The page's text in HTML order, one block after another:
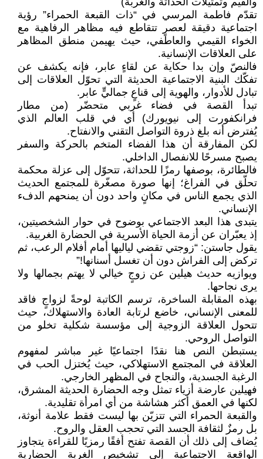
تقدّم فاطمة المرسي في “ذات القبعة الحمراء” رؤية
اجتماعية دقيقة لعصرٍ تتقاطع فيه مظاهر الرفاهية مع
الخواء القيمي والعاطفي، حيث يهيمن منطق المظاهر
على العلاقات الإنسانية.
فالنصّ وإن بدا حكاية عن لقاءٍ عابر، فإنه يكشف عن
تفكّك البنية الاجتماعية الحديثة التي تحوّل العلاقات إلى
تبادل للأدوار، والهوية إلى قناعٍ جماليٍّ عابر.
تبدأ القصة في فضاء غربي متحضّر (من مطار
فرانكفورت إلى نيويورك) أي في قلب العالم الذي
يُفترض أنه بلغ ذروة التواصل التقني والانفتاح.
لكن المفارقة أن هذا الفضاء المتخم بالحركة والسفر
يصبح مسرحًا للانفصال الداخلي.
فالطائرة، بوصفها رمزًا للحداثة، تتحوّل إلى عزلة محكمة
تحلّق في الفراغ؛ إنها صورة مصغّرة للمجتمع الحديث
الذي يجمع الناس في مكانٍ واحد دون أن يمنحهم الدفء
الإنساني.
يتبدى هذا البعد الاجتماعي بوضوح في حوار الشخصيتين،
إذ يعبّران عن أزمة الحياة الأسرية في الحضارة الغربية.
يقول جاستن: “زوجتي تقضي لياليها أمام أفلام الرعب، ثم
تركض إلى الفراش دون أن تغسل أسنانها!”
ويوازيه حديث هيلين عن زوجٍ خيالي لا يهتم بجمالها ولا
يرى نجاحها.
بهذه المقابلة الساخرة، ترسم الكاتبة لوحةً لزواجٍ فاقد
للمعنى الإنساني، خاضع لرتابة العادة والاستهلاك، حيث
تتحول العلاقة الزوجية إلى مؤسسة شكلية تخلو من
التواصل الروحي.
يستبطن النص هنا نقدًا اجتماعيًا غير مباشر لمفهوم
العلاقة في المجتمع الاستهلاكي، حيث يُختزل الحب في
الرغبة الجسدية، والنجاح في المظهر الخارجي.
فهيلين عارضة أزياء تمثل وجه الحضارة الحديثة المشرق،
لكنها في العمق أكثر هشاشة من أي امرأة تقليدية.
والقبعة الحمراء التي تتزيّن بها ليست فقط علامة أنوثة،
بل رمزٌ لثقافة الجسد التي تحجب العقل والروح.
يُضاف إلى ذلك أن القصة تفتح أفقًا رمزيًا للقراءة يتجاوز
الواقعة الاجتماعية إلى تشخيص الغربة الحضارية